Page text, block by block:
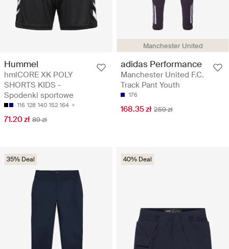
Hummel
hmlCORE XK POLY
SHORTS KIDS -
Spodenki sportowe
116 128 140 152 164
71.20 zł 89 zł
Manchester United
adidas Performance
Manchester United F.C.
Track Pant Youth
176
168.35 zł 259 zł
35% Deal 40% Deal